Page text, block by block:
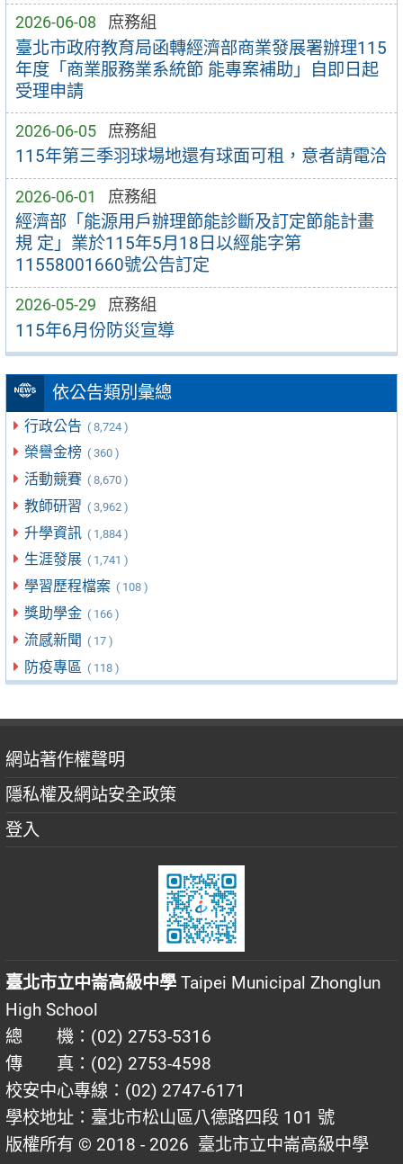
2026-06-08 庶務組
臺北市政府教育局函轉經濟部商業發展署辦理115
年度「商業服務業系統節 能專案補助」自即日起
受理申請
2026-06-05 庶務組
115年第三季羽球場地還有球面可租，意者請電洽
2026-06-01 庶務組
經濟部「能源用戶辦理節能診斷及訂定節能計畫
規 定」業於115年5月18日以經能字第
11558001660號公告訂定
2026-05-29 庶務組
115年6月份防災宣導
依公告類別彙總
行政公告 ( 8,724 )
榮譽金榜 ( 360 )
活動競賽 ( 8,670 )
教師研習 ( 3,962 )
升學資訊 ( 1,884 )
生涯發展 ( 1,741 )
學習歷程檔案 ( 108 )
獎助學金 ( 166 )
流感新聞 ( 17 )
防疫專區 ( 118 )
網站著作權聲明
隱私權及網站安全政策
登入
臺北市立中崙高級中學 Taipei Municipal Zhonglun
High School
總 機：(02) 2753-5316
傳 真：(02) 2753-4598
校安中心專線：(02) 2747-6171
學校地址：臺北市松山區八德路四段 101 號
版權所有 © 2018 - 2026 臺北市立中崙高級中學